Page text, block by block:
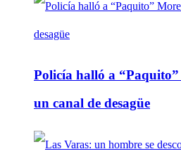
Policía halló a
un canal de desagüe